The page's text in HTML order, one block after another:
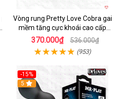
Vòng rung Pretty Love Cobra gai
mềm tăng cực khoái cao cấp
chính hãng
370.000₫ 536.000₫
(953)
-15%
Hot
5